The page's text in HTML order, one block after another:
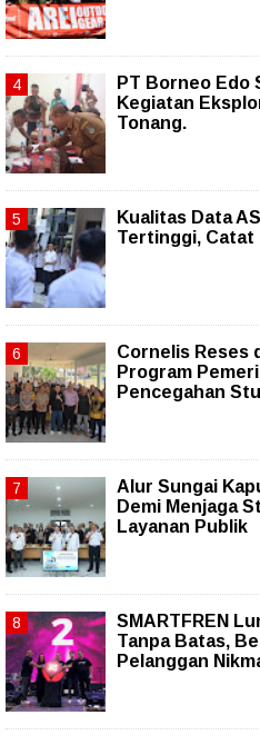
PT Borneo Edo
Kegiatan
Tonang.
Kualitas Data
Tertinggi, Catat
Cornelis Reses
Program
Pencegahan
Alur Sungai
Demi Menjaga
Layanan Publik
SMARTFREN
Tanpa Batas,
Pelanggan